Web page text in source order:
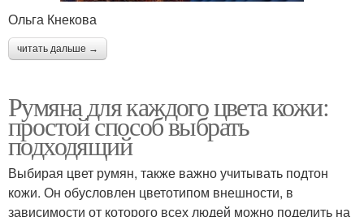
Ольга Кнекова
читать дальше →
Румяна для каждого цвета кожи:
простой способ выбрать
подходящий
Выбирая цвет румян, также важно учитывать подтон
кожи. Он обусловлен цветотипом внешности, в
зависимости от которого всех людей можно поделить на